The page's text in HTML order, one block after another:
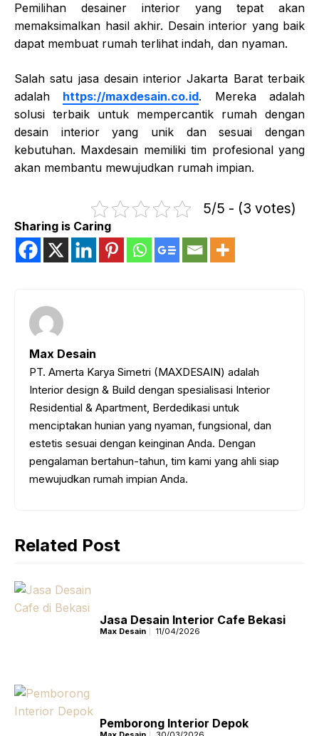
Pemilihan desainer interior yang tepat akan
memaksimalkan hasil akhir. Desain interior yang baik
dapat membuat rumah terlihat indah, dan nyaman.
Salah satu jasa desain interior Jakarta Barat terbaik
adalah https://maxdesain.co.id. Mereka adalah
solusi terbaik untuk mempercantik rumah dengan
desain interior yang unik dan sesuai dengan
kebutuhan. Maxdesain memiliki tim profesional yang
akan membantu mewujudkan rumah impian.
5/5 - (3 votes)
Sharing is Caring
Max Desain
PT. Amerta Karya Simetri (MAXDESAIN) adalah
Interior design & Build dengan spesialisasi Interior
Residential & Apartment, Berdedikasi untuk
menciptakan hunian yang nyaman, fungsional, dan
estetis sesuai dengan keinginan Anda. Dengan
pengalaman bertahun-tahun, tim kami yang ahli siap
mewujudkan rumah impian Anda.
Related Post
Jasa Desain Interior Cafe Bekasi
Max Desain 11/04/2026
Pemborong Interior Depok